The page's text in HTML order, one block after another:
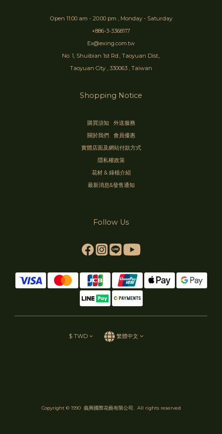
Open 11:00 am - 20:00 pm , Monday - Saturday
+886-3-3368117
Ex@exing.com.tw
No. 1, Shuibian 1st Rd., Taoyuan Dist.,
Taoyuan City , 330063 , Taiwan
Shopping Notice
購買須知
外送服務
關於我們
會員優惠
實體店面及網站付款方式
隱私權政策
花材 & 綠植介紹
最新消息&發售通知
Follow Us
$ TWD 繁體中文
Copyright © 1990 義興國際花藝有限公司. All rights reserved